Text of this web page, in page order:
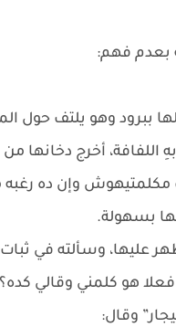
بعدم فهم:
ببرود وهو يلتف حول
اللفافة، أخرج دخانها
مكلمتيهوش وإن ده
بسهولة.
عليها، وسألته في
هو كلمني وقالي كده؟
وقال: